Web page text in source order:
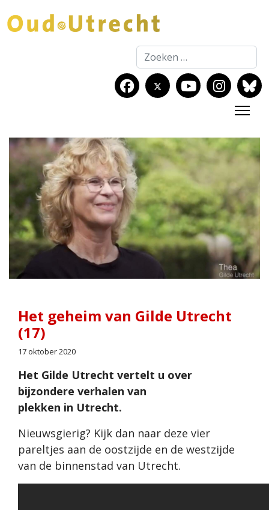
Zoeken
Het geheim van Gilde Utrecht
(17)
17 oktober 2020
Het Gilde Utrecht vertelt u over
bijzondere verhalen van
plekken in Utrecht.
Nieuwsgierig? Kijk dan naar deze vier
pareltjes aan de oostzijde en de westzijde
van de binnenstad van Utrecht.